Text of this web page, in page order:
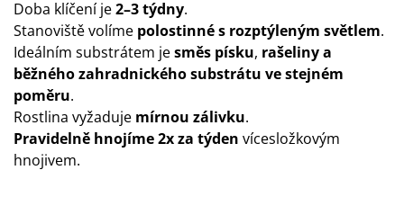
Doba klíčení je2–3 týdny.
Stanoviště volíme polostinné s rozptýleným světlem.
Ideálním substrátem jesměs písku, rašeliny a
běžného zahradnického substrátu ve stejném
poměru.
Rostlina vyžaduje mírnou zálivku.
Pravidelně hnojíme 2x za týden vícesložkovým
hnojivem.